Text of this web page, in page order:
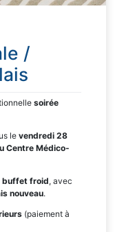
/
soirée
levendredi 28
Centre Médico-
buffet froid, avec
nouveau.
(paiement à